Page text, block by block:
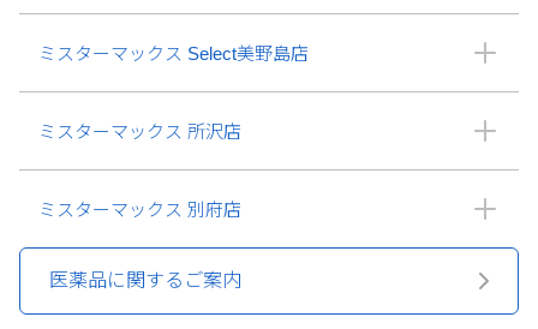
ミスターマックス Select美野島店
ミスターマックス 所沢店
ミスターマックス 別府店
医薬品に関するご案内